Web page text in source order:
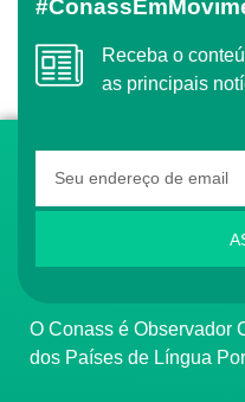
Receba o conteúdo semanal do Conass com
as principais
O Conass é Observador Consultivo da Comunidade
dos Países de Língua